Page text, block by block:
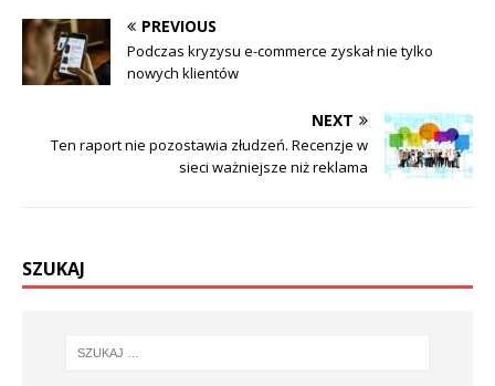
PREVIOUS
Podczas kryzysu e-commerce zyskał nie tylko
nowych klientów
NEXT
Ten raport nie pozostawia złudzeń. Recenzje w
sieci ważniejsze niż reklama
SZUKAJ